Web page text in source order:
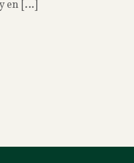
en […]